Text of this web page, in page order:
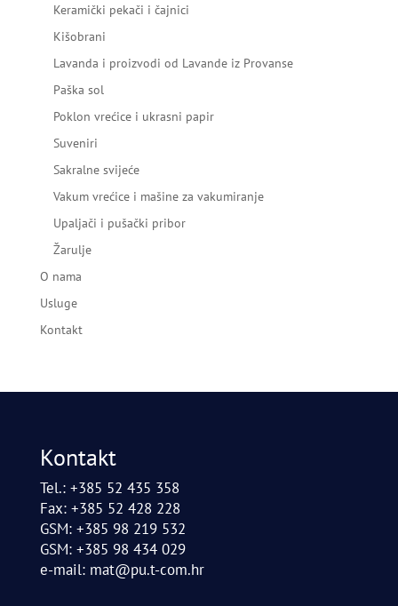
Keramički pekači i čajnici
Kišobrani
Lavanda i proizvodi od Lavande iz Provanse
Paška sol
Poklon vrećice i ukrasni papir
Suveniri
Sakralne svijeće
Vakum vrećice i mašine za vakumiranje
Upaljači i pušački pribor
Žarulje
O nama
Usluge
Kontakt
Kontakt
Tel.: +385 52 435 358
Fax: +385 52 428 228
GSM: +385 98 219 532
GSM: +385 98 434 029
e-mail: mat@pu.t-com.hr